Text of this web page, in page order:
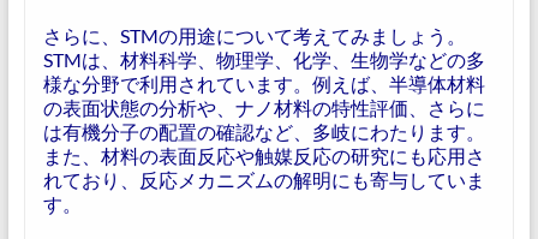
さらに、STMの用途について考えてみましょう。
STMは、材料科学、物理学、化学、生物学などの多
様な分野で利用されています。例えば、半導体材料
の表面状態の分析や、ナノ材料の特性評価、さらに
は有機分子の配置の確認など、多岐にわたります。
また、材料の表面反応や触媒反応の研究にも応用さ
れており、反応メカニズムの解明にも寄与していま
す。